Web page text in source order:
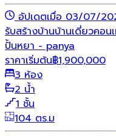
อัปเดตเมื่อ 03/07/
รับสร้างบ้านบ้านเดี่ยวคอน
ปั้นหยา - panya
ราคาเริ่มต้น฿1,900,000
3 ห้อง
2 น้ำ
1 ชั้น
104 ตร.ม